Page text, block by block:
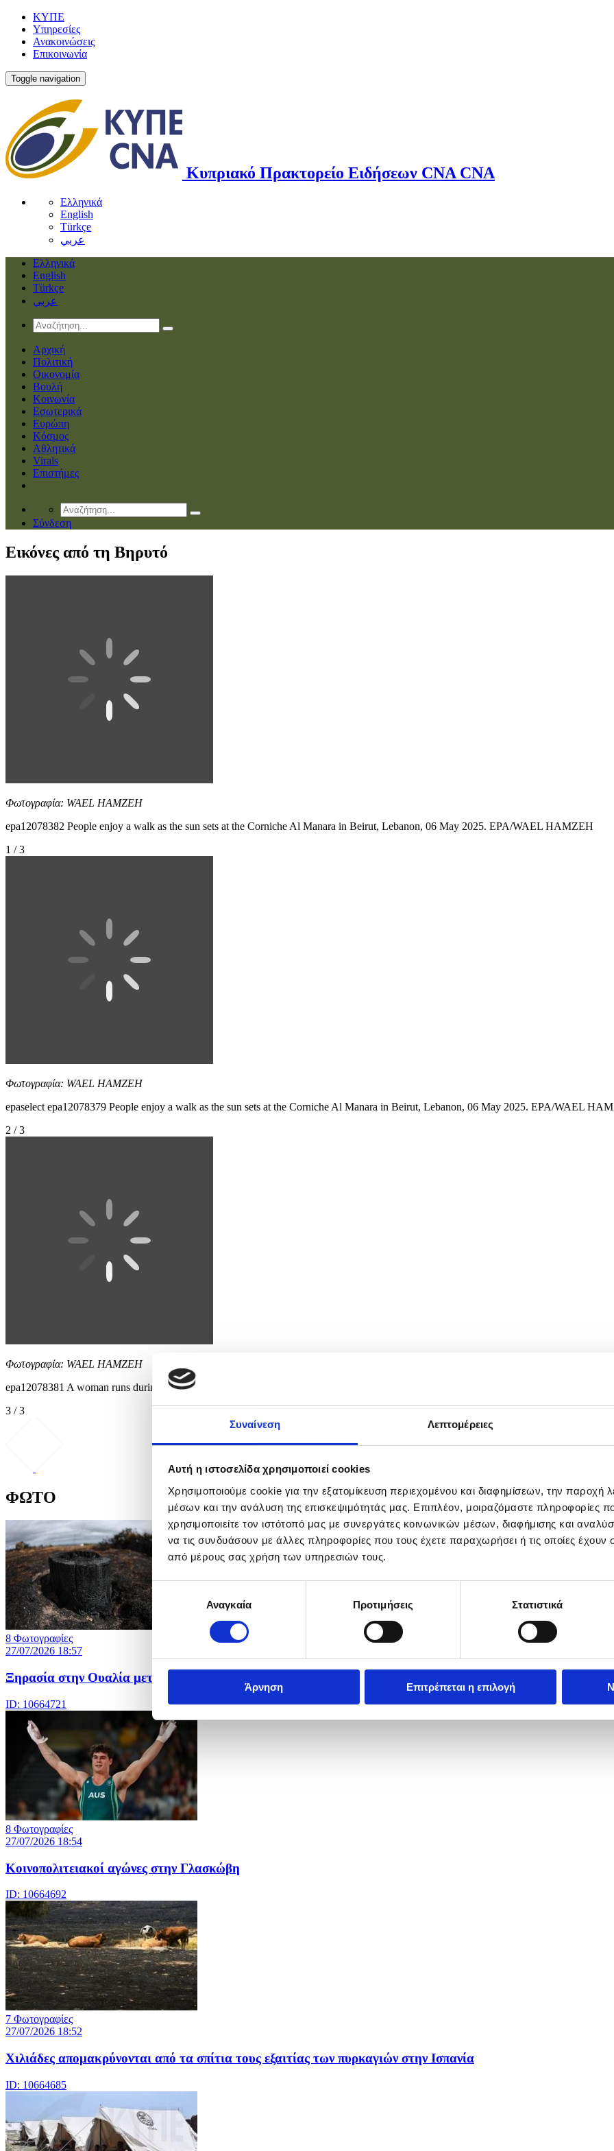
Συναίνεση Λεπτομέρειες
Αυτή η ιστοσελίδα χρησιμοποιεί cookies
Χρησιμοποιούμε cookie για την εξατομίκευση περιεχομένου και διαφημίσεων, την παροχή
μέσων και την ανάλυση της επισκεψιμότητάς μας. Επιπλέον, μοιραζόμαστε πληροφορίες
χρησιμοποιείτε τον ιστότοπό μας με συνεργάτες κοινωνικών μέσων, διαφήμισης και
να τις συνδυάσουν με άλλες πληροφορίες που τους έχετε παραχωρήσει ή τις οποίες έχουν
από μέρους σας χρήση των υπηρεσιών τους.
Επιλογή
συγκατάθεσηςΑναγκαία Προτιμήσεις Στατιστικά
Άρνηση Επιτρέπεται η επιλογή
ΚΥΠΕ
Υπηρεσίες
Ανακοινώσεις
Επικοινωνία
Toggle navigation
Κυπριακό Πρακτορείο Ειδήσεων CNA CNA
Ελληνικά
English
Türkçe
عربي
Ελληνικά
English
Türkçe
عربي
Αρχική
Πολιτική
Οικονομία
Βουλή
Κοινωνία
Εσωτερικά
Ευρώπη
Κόσμος
Αθλητικά
Virals
Επιστήμες
Σύνδεση
Eικόνες από τη Βηρυτό
Φωτογραφία: WAEL HAMZEH
epa12078382 People enjoy a walk as the sun sets at the Corniche Al Manara in Beirut, Lebanon, 06 May 2025. EPA/WAEL HAMZEH
1 / 3
Φωτογραφία: WAEL HAMZEH
epaselect epa12078379 People enjoy a walk as the sun sets at the Corniche Al Manara in Beirut, Lebanon, 06 May 2025. EPA/WAEL
2 / 3
Φωτογραφία: WAEL HAMZEH
epa12078381 A woman runs during sunset at the Corniche Al Manara in Beirut, Lebanon, 06 May 2025. EPA/WAEL HAMZEH
3 / 3
ΦΩΤΟ
8 Φωτογραφίες
27/07/2026 18:57
Ξηρασία στην Ουαλία μετά τον παρατεταμένο καύσωνα
ID: 10664721
8 Φωτογραφίες
27/07/2026 18:54
Κοινοπολιτειακοί αγώνες στην Γλασκώβη
ID: 10664692
7 Φωτογραφίες
27/07/2026 18:52
Χιλιάδες απομακρύνονται από τα σπίτια τους εξαιτίας των πυρκαγιών στην Ισπανία
ID: 10664685